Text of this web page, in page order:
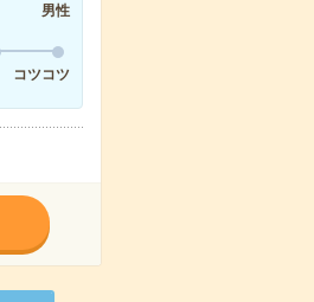
男性
コツコツ